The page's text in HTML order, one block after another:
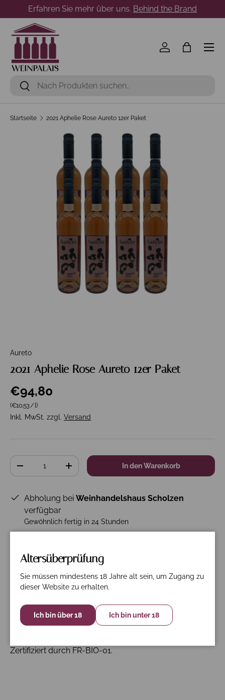
Direkt zum Inhalt
Erfahren Sie mehr über uns. Behind the Brand
Suchen
Suchen
Einloggen
Menü
Startseite 2021 Aphelie Rose Aureto 12er Paket
Aureto
2021 Aphelie Rose Aureto 12er Paket
€94,80
Grundpreis
(€10,53/l)
Inkl. MwSt. zzgl. Versand
Anzahl
+ In den Warenkorb
Abholung bei Weinhandelshaus Scholzen
verfügbar
Gewöhnlich fertig in 24 Stunden
Beschreibung Spezifikation
12er Paket frei Haus!
Zertifiziert durch FR-BIO-01.
Altersüberprüfung
Sie müssen mindestens 18 Jahre alt sein, um Zugang zu
dieser Website zu erhalten.
Ich bin über 18 Ich bin unter 18